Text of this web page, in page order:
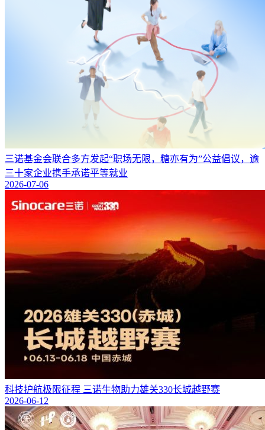
三诺基金会联合多方发起“职场无限，糖亦有为”公益倡议，逾
三十家企业携手承诺平等就业
2026-07-06
科技护航极限征程 三诺生物助力雄关330长城越野赛
2026-06-12